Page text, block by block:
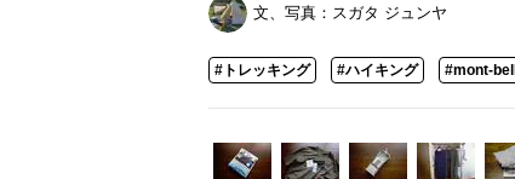
文、写真： スガタ ジュンヤ
#トレッキング #ハイキング #mont-bell